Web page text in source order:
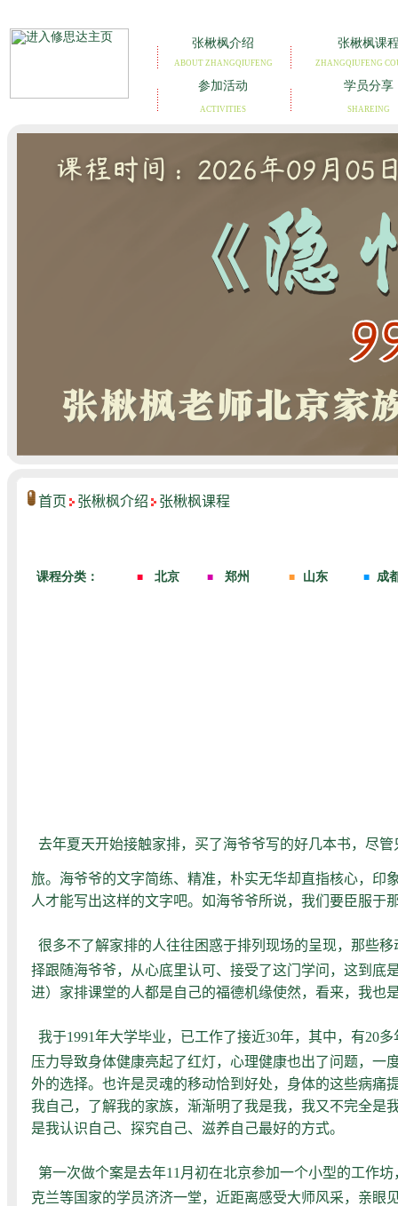
首页 张楸枫介绍 张楸枫课程
去年夏天开始接触家排，买了海爷爷写的好几本书，尽
旅。海爷爷的文字简练、精准，朴实无华却直指核心，印
人才能写出这样的文字吧。如海爷爷所说，我们要臣服于
很多不了解家排的人往往困惑于排列现场的呈现，那些
择跟随海爷爷，从心底里认可、接受了这门学问，这到底
进）家排课堂的人都是自己的福德机缘使然，看来，我也
我于1991年大学毕业，已工作了接近30年，其中，有20
压力导致身体健康亮起了红灯，心理健康也出了问题，
外的选择。也许是灵魂的移动恰到好处，身体的这些病痛
我自己，了解我的家族，渐渐明了我是我，我又不完全是
是我认识自己、探究自己、滋养自己最好的方式。
第一次做个案是去年11月初在北京参加一个小型的工作
克兰等国家的学员济济一堂，近距离感受大师风采，亲眼